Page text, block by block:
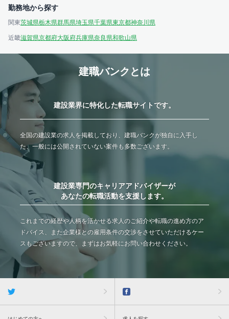
勤務地から探す
関東茨城県栃木県群馬県埼玉県千葉県東京都神奈川県
近畿滋賀県京都府大阪府兵庫県奈良県和歌山県
建職バンクとは
建設業界に特化した転職サイトです。
全国の建設業の求人を掲載しており、建職バンクが独自に入手し
た、一般には公開されていない案件も多数ございます。
建設業専門のキャリアアドバイザーが
あなたの転職活動を支援します。
これまでの経歴や人柄を活かせる求人のご紹介や転職の進め方のア
ドバイス、また企業様との雇用条件の交渉をさせていただけるケー
スもございますので、まずはお気軽にお問い合わせください。